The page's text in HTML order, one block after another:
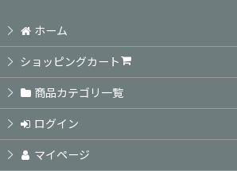
ホーム
ショッピングカート
商品カテゴリ一覧
ログイン
マイページ